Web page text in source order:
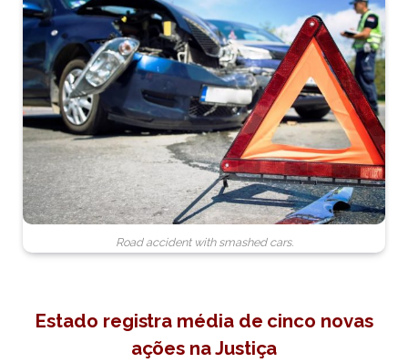
Road accident with smashed cars.
Estado registra média de cinco novas
ações na Justiça